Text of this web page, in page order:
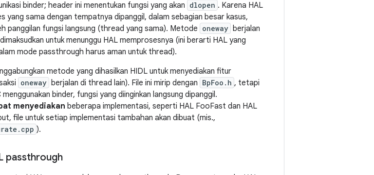
binder; header ini menentukan fungsi yang akan dlopen . Karena HAL
yang sama dengan tempatnya dipanggil, dalam sebagian besar kasus,
panggilan fungsi langsung (thread yang sama). Metode oneway berjalan
untuk menunggu HAL memprosesnya (ini berarti HAL yang
mode passthrough harus aman untuk thread).
metode yang dihasilkan HIDL untuk menyediakan fitur
oneway berjalan di thread lain). File ini mirip dengan BpFoo.h , tetapi
binder, fungsi yang diinginkan langsung dipanggil.
menyediakan beberapa implementasi, seperti HAL FooFast dan HAL
file untuk setiap implementasi tambahan akan dibuat (mis.,
).
passthrough